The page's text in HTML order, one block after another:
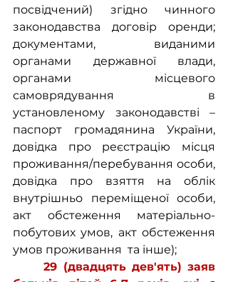
посвідчений) згідно чинного
законодавства договір оренди;
документами, виданими
органами державної влади,
органами місцевого
самоврядування в
установленому законодавстві –
паспорт громадянина України,
довідка про реєстрацію місця
проживання/перебування особи,
довідка про взяття на облік
внутрішньо переміщеної особи,
акт обстеження матеріально-
побутових умов, акт обстеження
умов проживання  та інше);
29 (двадцять дев'ять) заяв